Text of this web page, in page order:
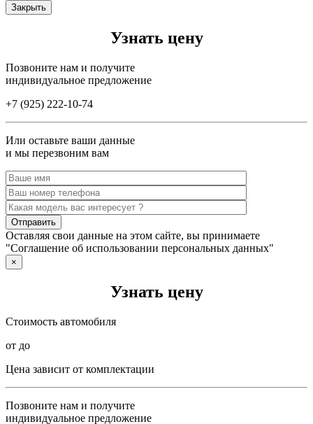
Закрыть
Узнать цену
Позвоните нам и получите
индивидуальное предложение
+7 (925) 222-10-74
Или оставьте ваши данные
и мы перезвоним вам
Оставляя свои данные на этом сайте, вы принимаете
"Соглашение об использовании персональных данных"
×
Узнать цену
Стоимость автомобиля
от до
Цена зависит от комплектации
Позвоните нам и получите
индивидуальное предложение